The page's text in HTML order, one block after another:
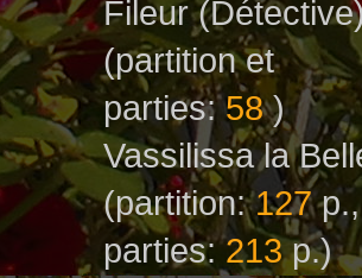
Fileur
(partition et
parties:58)
Vassilissa la
(partition:127p.,
parties:213p.)